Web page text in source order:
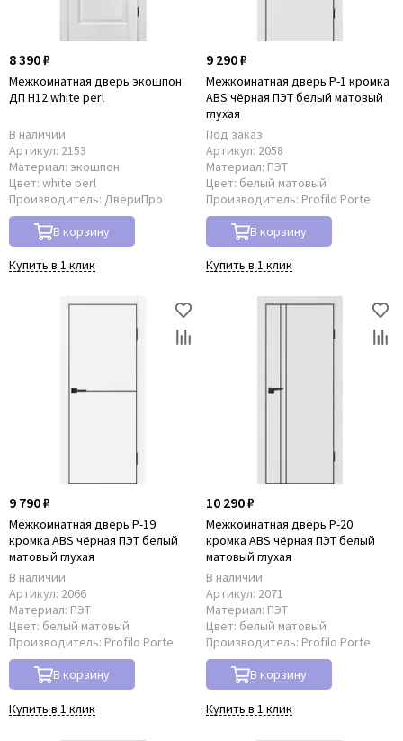
8 390 ₽
Межкомнатная дверь экошпон
ДП Н12 white perl
В наличии
Артикул: 2153
Материал: экошпон
Цвет: white perl
Производитель: ДвериПро
В корзину
Купить в 1 клик
9 290 ₽
Межкомнатная дверь P-1 кромка
ABS чёрная ПЭТ белый матовый
глухая
Под заказ
Артикул: 2058
Материал: ПЭТ
Цвет: белый матовый
Производитель: Profilo Porte
В корзину
Купить в 1 клик
9 790 ₽
Межкомнатная дверь P-19
кромка ABS чёрная ПЭТ белый
матовый глухая
В наличии
Артикул: 2066
Материал: ПЭТ
Цвет: белый матовый
Производитель: Profilo Porte
В корзину
Купить в 1 клик
10 290 ₽
Межкомнатная дверь P-20
кромка ABS чёрная ПЭТ белый
матовый глухая
В наличии
Артикул: 2071
Материал: ПЭТ
Цвет: белый матовый
Производитель: Profilo Porte
В корзину
Купить в 1 клик